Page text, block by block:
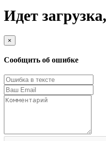
Идет
×
Сообщить об ошибке